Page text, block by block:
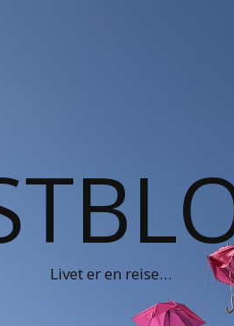
Livet er en reise…